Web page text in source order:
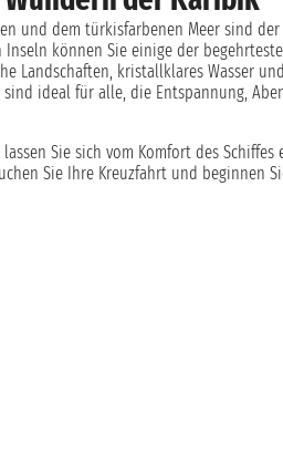
und dem türkisfarbenen Meer sind
können Sie einige der
Landschaften, kristallklares Wasser
ideal für alle, die Entspannung,
Sie sich vom Komfort des Schiffes
Sie Ihre Kreuzfahrt und beginnen